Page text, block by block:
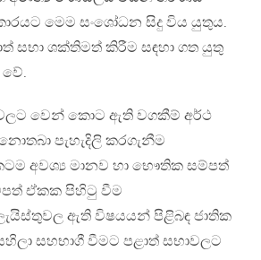
මෙම සංශෝධන සිදු විය යුතුය.
සභා ශක්තිමත් කිරීම සඳහා ගත යුතු
වෙන් කොට ඇති වගකීම් අර්ථ
පැහැදිලි කරගැනීම
අවශ්‍ය මානව හා භෞතික සම්පත්
ඒකක පිහිටු වීම
ඇති විෂයයන් පිළිබඳ ජාතික
සහභාගී වීමට පළාත් සභාවලට